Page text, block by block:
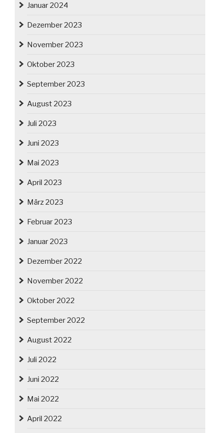
Januar 2024
Dezember 2023
November 2023
Oktober 2023
September 2023
August 2023
Juli 2023
Juni 2023
Mai 2023
April 2023
März 2023
Februar 2023
Januar 2023
Dezember 2022
November 2022
Oktober 2022
September 2022
August 2022
Juli 2022
Juni 2022
Mai 2022
April 2022